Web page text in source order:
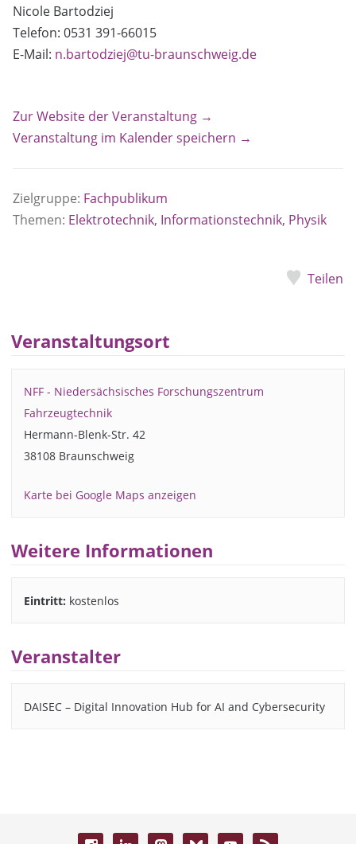
Nicole Bartodziej
Telefon: 0531 391-66015
E-Mail: n.bartodziej@tu-braunschweig.de
Zur Website der Veranstaltung →
Veranstaltung im Kalender speichern →
Zielgruppe: Fachpublikum
Themen: Elektrotechnik, Informationstechnik, Physik
Teilen
Veranstaltungsort
NFF - Niedersächsisches Forschungszentrum
Fahrzeugtechnik
Hermann-Blenk-Str. 42
38108 Braunschweig
Karte bei Google Maps anzeigen
Weitere Informationen
Eintritt: kostenlos
Veranstalter
DAISEC – Digital Innovation Hub for AI and Cybersecurity